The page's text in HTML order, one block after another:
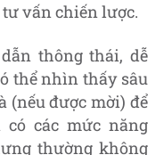
vấn chiến lược.
thông thái, dễ
thể nhìn thấy sâu
(nếu được mời) để
các mức năng
thường không